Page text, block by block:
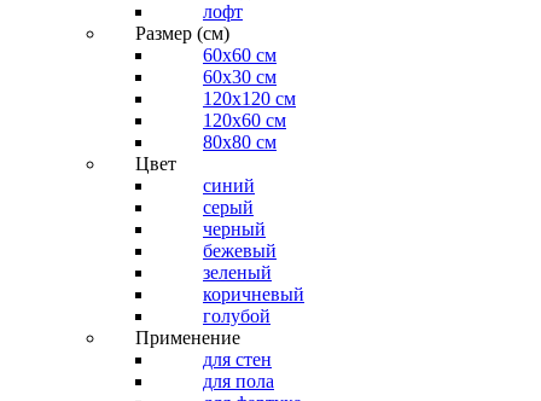
лофт
Размер (см)
60х60 см
60x30 см
120x120 см
120x60 см
80x80 см
Цвет
синий
серый
черный
бежевый
зеленый
коричневый
голубой
Применение
для стен
для пола